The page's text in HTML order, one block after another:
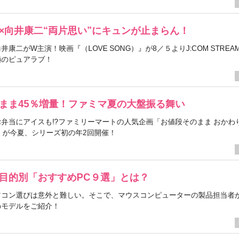
向井康二“両片思い”にキュンが止まらん！
康二がW主演！映画『（LOVE SONG）』が8／５よりJ:COM
ピュアラブ！
ま45％増量！ファミマ夏の大盤振る舞い
当にアイスも!?ファミリーマートの人気企画「お値段そのまま おかわ
今夏、シリーズ初の年2回開催！
的別「おすすめPC９選」とは？
ン選びは意外と難しい。そこで、マウスコンピューターの製品担当者
デルをご紹介！